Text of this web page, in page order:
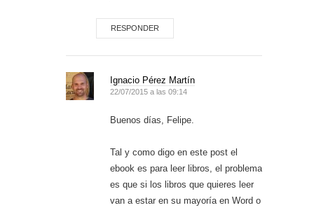
RESPONDER
Ignacio Pérez Martín
22/07/2015 a las 09:14
Buenos días, Felipe.
Tal y como digo en este post el
ebook es para leer libros, el problema
es que si los libros que quieres leer
van a estar en su mayoría en Word o